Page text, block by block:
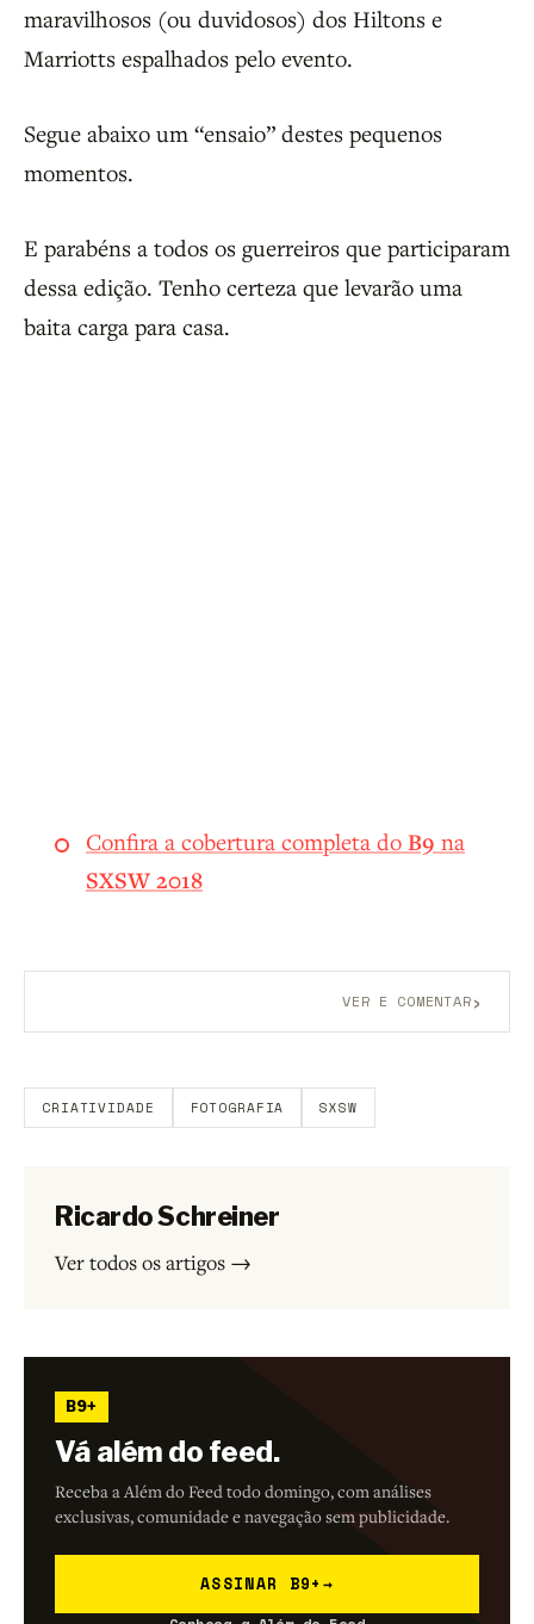
maravilhosos (ou duvidosos) dos Hiltons e
Marriotts espalhados pelo evento.
Segue abaixo um “ensaio” destes pequenos
momentos.
E parabéns a todos os guerreiros que participaram
dessa edição. Tenho certeza que levarão uma
baita carga para casa.
Confira a cobertura completa do B9 na
SXSW 2018
VER E COMENTAR›
CRIATIVIDADE FOTOGRAFIA SXSW
Ricardo Schreiner
Ver todos os artigos →
B9+
Vá além do feed.
Receba a Além do Feed todo domingo, com análises
exclusivas, comunidade e navegação sem publicidade.
ASSINAR B9+ →